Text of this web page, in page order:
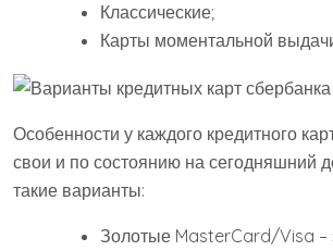
Классические;
Карты моментальной
Особенности у каждого кредитного
свои и по состоянию на сегодняшний
такие варианты:
Золотые MasterCard/Visa –